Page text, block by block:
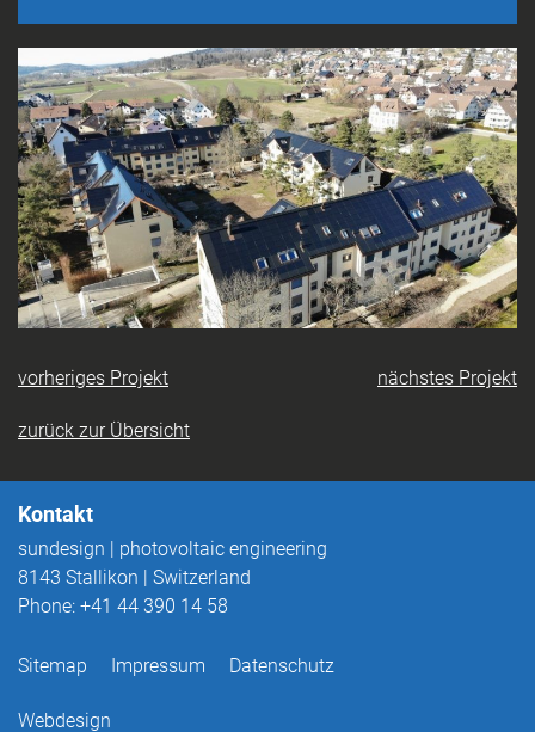
vorheriges Projekt nächstes Projekt
zurück zur Übersicht
Kontakt
sundesign | photovoltaic engineering
8143 Stallikon
Switzerland
Phone: +41 44 390 14 58
Sitemap Impressum Datenschutz
Webdesign